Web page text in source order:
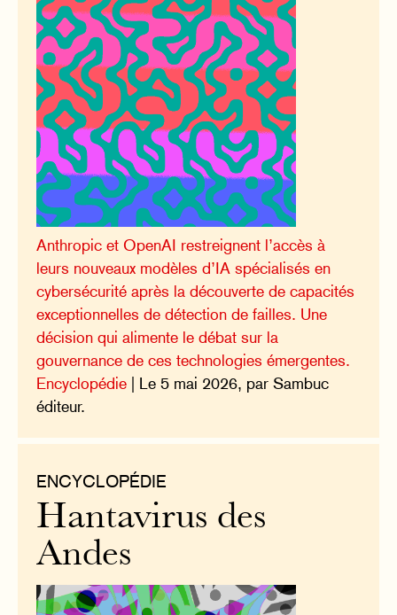
Anthropic et OpenAI restreignent l’accès à
leurs nouveaux modèles d’IA spécialisés en
cybersécurité après la découverte de capacités
exceptionnelles de détection de failles. Une
décision qui alimente le débat sur la
gouvernance de ces technologies émergentes.
Encyclopédie | Le 5 mai 2026, par Sambuc
éditeur.
ENCYCLOPÉDIE
Hantavirus des
Andes